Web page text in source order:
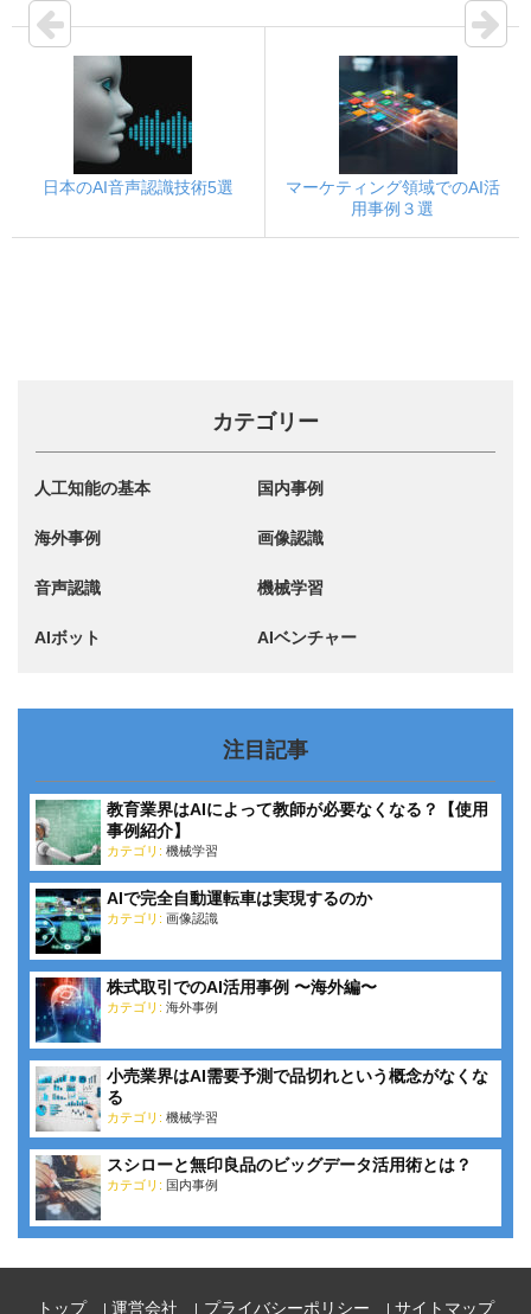
日本のAI音声認識技術5選
マーケティング領域でのAI活
用事例３選
カテゴリー
人工知能の基本 国内事例
海外事例 画像認識
音声認識 機械学習
AIボット AIベンチャー
注目記事
教育業界はAIによって教師が必要なくなる？【使用
事例紹介】
カテゴリ: 機械学習
AIで完全自動運転車は実現するのか
カテゴリ: 画像認識
株式取引でのAI活用事例 〜海外編〜
カテゴリ: 海外事例
小売業界はAI需要予測で品切れという概念がなくな
る
カテゴリ: 機械学習
スシローと無印良品のビッグデータ活用術とは？
カテゴリ: 国内事例
トップ 運営会社 プライバシーポリシー サイトマップ